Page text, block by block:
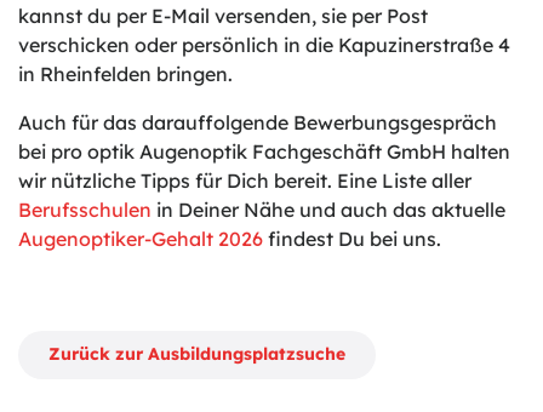
kannst du per E-Mail versenden, sie per Post
verschicken oder persönlich in die Kapuzinerstraße 4
in Rheinfelden bringen.
Auch für das darauffolgende Bewerbungsgespräch
bei pro optik Augenoptik Fachgeschäft GmbH halten
wir nützliche Tipps für Dich bereit. Eine Liste aller
Berufsschulen in Deiner Nähe und auch das aktuelle
Augenoptiker-Gehalt 2026 findest Du bei uns.
Zurück zur Ausbildungsplatzsuche